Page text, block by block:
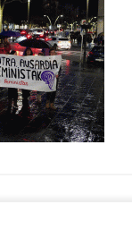
Pedro jaietako bertso-
09